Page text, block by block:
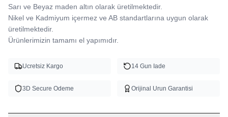
Sarı ve Beyaz maden altın olarak üretilmektedir.
Nikel ve Kadmiyum içermez ve AB standartlarına uygun olarak
üretilmektedir.
Ürünlerimizin tamamı el yapımıdır.
Ucretsiz Kargo 14 Gun Iade
3D Secure Odeme Orijinal Urun Garantisi